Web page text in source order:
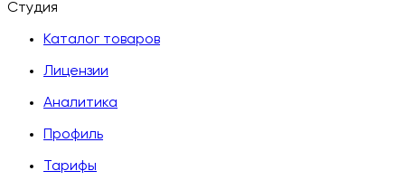
Студия
Каталог товаров
Лицензии
Аналитика
Профиль
Тарифы